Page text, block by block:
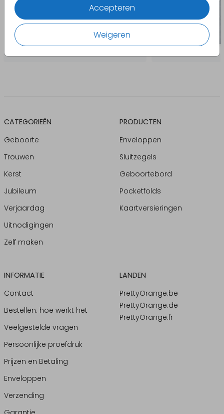
Accepteren
Weigeren
CATEGORIEËN
Geboorte
Trouwen
Kerst
Jubileum
Verjaardag
Uitnodigingen
Zelf maken
PRODUCTEN
Enveloppen
Sluitzegels
Geboortebord
Pocketfolds
Kaartversieringen
INFORMATIE
Contact
Bestellen: hoe werkt het
Veelgestelde vragen
Persoonlijke proefdruk
Prijzen en Betaling
Enveloppen
Verzending
LANDEN
PrettyOrange.be
PrettyOrange.de
PrettyOrange.fr